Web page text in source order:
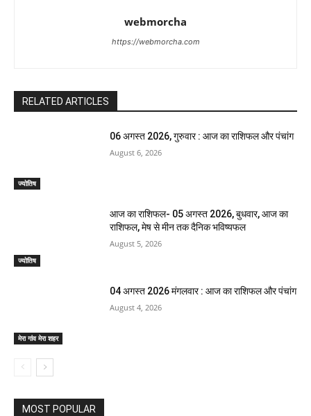
webmorcha
https://webmorcha.com
RELATED ARTICLES
ज्योतिष
06 अगस्त 2026, गुरुवार : आज का राशिफल और पंचांग
August 6, 2026
ज्योतिष
आज का राशिफल- 05 अगस्त 2026, बुधवार, आज का
राशिफल, मेष से मीन तक दैनिक भविष्यफल
August 5, 2026
मेरा गांव मेरा शहर
04 अगस्त 2026 मंगलवार : आज का राशिफल और पंचांग
August 4, 2026
MOST POPULAR